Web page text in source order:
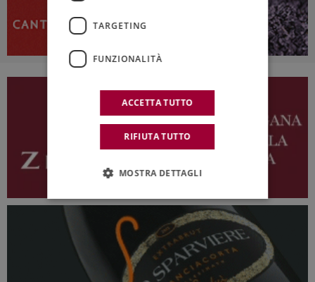
TARGETING
FUNZIONALITÀ
ACCETTA TUTTO
RIFIUTA TUTTO
MOSTRA DETTAGLI